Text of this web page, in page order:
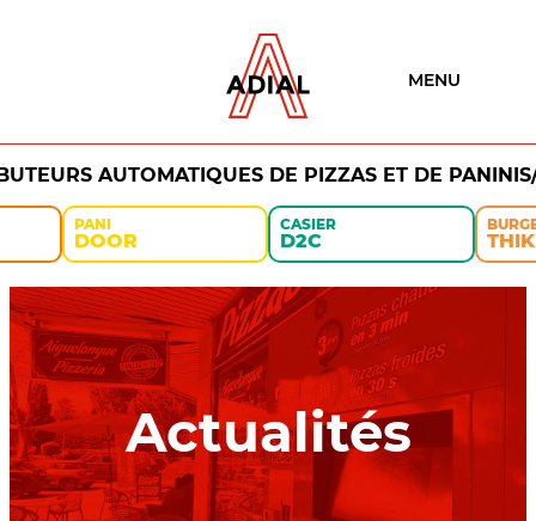
MENU
AUTOMATIQUES DE PIZZAS ET DE
PANI
DOOR
CASIER
D2C THIK
Actualités